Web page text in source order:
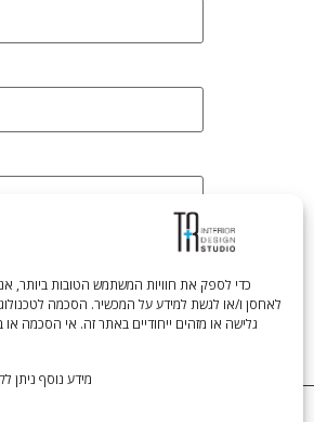
לאחסן ו/או לגשת למידע על המכשיר. הסכמה
גלישה או מזהים ייחודיים באתר זה. אי הסכמה
מידע נוסף ניתן